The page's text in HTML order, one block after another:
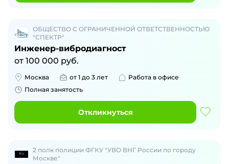
ОБЩЕСТВО С ОГРАНИЧЕННОЙ ОТВЕТСТВЕННОСТЬЮ
"СПЕКТР"
Инженер-вибродиагност
от 100 000 руб.
Москва от 1 до 3 лет
Работа в офисе
Полная занятость
Откликнуться
2 полк полиции ФГКУ "УВО ВНГ России по городу
Москве"